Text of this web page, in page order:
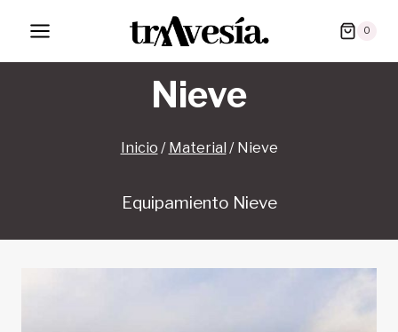
contenido
0
Nieve
Inicio / Material / Nieve
Equipamiento Nieve